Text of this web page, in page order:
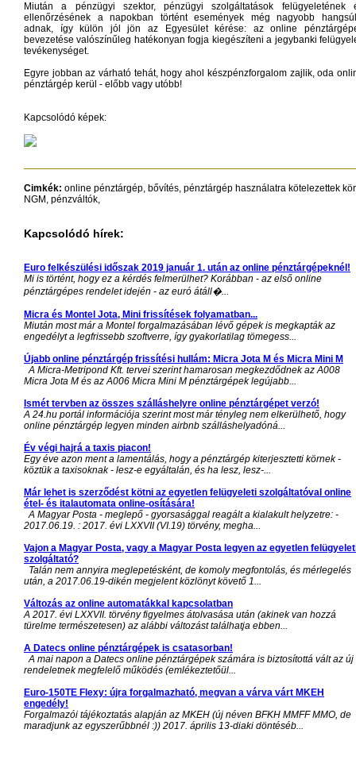
Miután a pénzügyi szektor, pénzügyi szolgáltatások felügyeletének
ellenőrzésének a napokban történt események még nagyobb
adnak, így külön jól jön az Egyesület kérése: az online
bevezetése valószínűleg hatékonyan fogja kiegészíteni a jegybanki
tevékenységet.
Egyre jobban az várható tehát, hogy ahol készpénzforgalom zajlik, oda
pénztárgép kerül - előbb vagy utóbb!
Kapcsolódó képek:
Cimkék: online pénztárgép, bővítés, pénztárgép használatra kötelezettek
NGM, pénzváltók,
Kapcsolódó hírek:
Euro felkészülési időszak 2019 január 1. után az online pénztárgépeknél!
Mi is történt, hogy ez a kérdés felmerülhet? Korábban - az első online
pénztárgépes rendelet idején - az euró átáll�...
Micra és Montel Jota, Mini frissítések folyamatban...
Miután most már a Montel forgalmazásában lévő gépek is megkapták az
engedélyt a legfrissebb szoftverre, így gyakorlatilag tömegess...
Újabb online pénztárgép frissítési hullám: Micra Jota M és Micra Mini M
A Micra-Metripond Kft. tervei szerint hamarosan megkezdődnek az A008
Micra Jota M és az A006 Micra Mini M pénztárgépek legújabb...
Ismét tervben az összes szálláshelyre online pénztárgépet verzó!
A 24.hu portál információja szerint most már tényleg nem elkerülhető, hogy
online pénztárgép legyen minden airbnb szálláshelyadóná...
Év végi hajrá a taxis piacon!
Egy éve azon ment a lamentálás, hogy a pénztárgép kiterjesztetti körnek -
köztük a taxisoknak - lesz-e egyáltalán, és ha lesz, lesz-...
Már lehet is szerződést kötni az egyetlen felügyeleti szolgáltatóval online
étel- és italautomata online-osítására!
A Magyar Posta - meglepő - gyorsasággal reagált a kialakult helyzetre: -
2017.06.19. : 2017. évi LXXVII (VI.19) törvény, megha...
Vajon a Magyar Posta, vagy a Magyar Posta legyen az egyetlen
szolgáltató?
Talán nem annyira meglepetésként, de komoly megfontolás, és mérlegelés
után, a 2017.06.19-dikén megjelent közlönyt követő 1...
Változás az online automatákkal kapcsolatban
A 2017. évi LXXVII. törvény figyelmes átolvasása után (akinek van hozzá
türelme természetesen) az alábbi változást találhatja ebben...
A Datecs online pénztárgépek is csatasorban!
A mai napon a Datecs online pénztárgépek számára is biztosítottá vált az új
rendeletnek megfelelő működés (emlékeztetőül...
Euro-150TE Flexy: újra forgalmazható, megvan a várva várt MKEH
engedély!
Forgalmazói tájékoztatás alapján az MKEH (új néven BFKH MMFF MMO, de
maradjunk az egyszerűbbnél :)) 2017. április 13-diaki döntéséb...